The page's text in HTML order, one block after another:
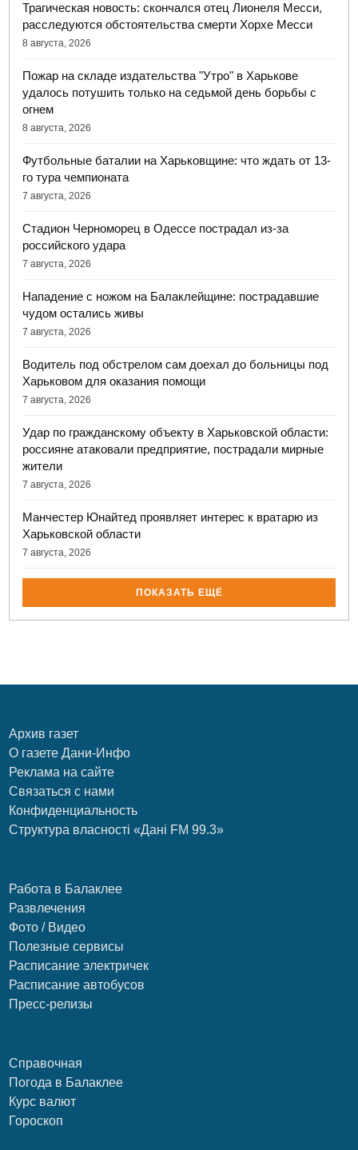
Трагическая новость: скончался отец Лионеля Месси,
расследуются обстоятельства смерти Хорхе Месси
8 августа, 2026
Пожар на складе издательства "Утро" в Харькове
удалось потушить только на седьмой день борьбы с
огнем
8 августа, 2026
Футбольные баталии на Харьковщине: что ждать от 13-
го тура чемпионата
7 августа, 2026
Стадион Черноморец в Одессе пострадал из-за
российского удара
7 августа, 2026
Нападение с ножом на Балаклейщине: пострадавшие
чудом остались живы
7 августа, 2026
Водитель под обстрелом сам доехал до больницы под
Харьковом для оказания помощи
7 августа, 2026
Удар по гражданскому объекту в Харьковской области:
россияне атаковали предприятие, пострадали мирные
жители
7 августа, 2026
Манчестер Юнайтед проявляет интерес к вратарю из
Харьковской области
7 августа, 2026
ПОКАЗАТЬ ЕЩЁ
Архив газет
О газете Дани-Инфо
Реклама на сайте
Связаться с нами
Конфиденциальность
Структура власності «Дані FM 99.3»
Работа в Балаклее
Развлечения
Фото / Видео
Полезные сервисы
Расписание электричек
Расписание автобусов
Пресс-релизы
Справочная
Погода в Балаклее
Курс валют
Гороскоп